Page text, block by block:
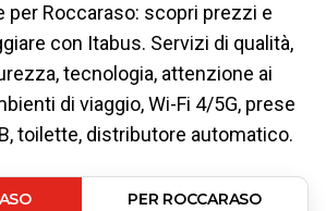
per Roccaraso: scopri prezzi e
con Itabus. Servizi di qualità,
tecnologia, attenzione ai
di viaggio, Wi-Fi 4/5G, prese
toilette, distributore automatico.
PER ROCCARASO